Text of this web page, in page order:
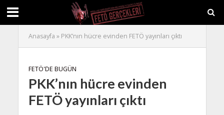
Anasayfa » PKK’nın hücre evinden FETÖ yayınları çıktı
FETÖ'DE BUGÜN
PKK’nın hücre evinden
FETÖ yayınları çıktı